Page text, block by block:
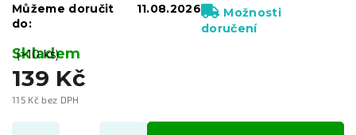
139 Kč
115 Kč bez DPH
cena:
Skladem
(>10 ks)
Můžeme doručit
do:
11.08.2026
Možnosti
doručení